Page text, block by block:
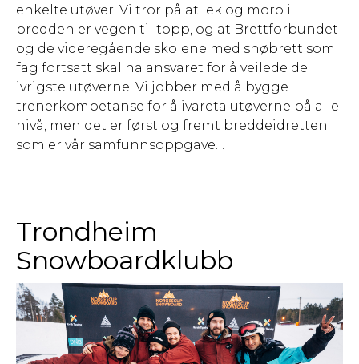
enkelte utøver. Vi tror på at lek og moro i
bredden er vegen til topp, og at Brettforbundet
og de videregående skolene med snøbrett som
fag fortsatt skal ha ansvaret for å veilede de
ivrigste utøverne. Vi jobber med å bygge
trenerkompetanse for å ivareta utøverne på alle
nivå, men det er først og fremt breddeidretten
som er vår samfunnsoppgave…
Trondheim
Snowboardklubb